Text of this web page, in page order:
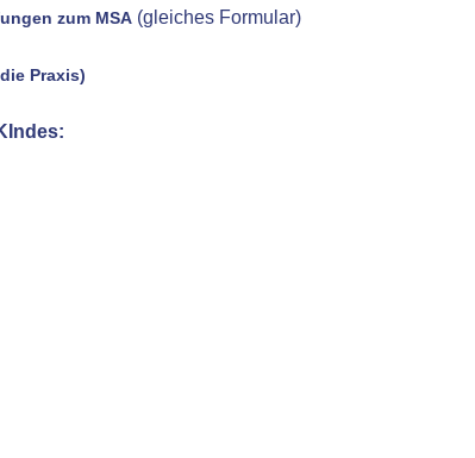
zum MSA (gleiches Formular)
Praxis)